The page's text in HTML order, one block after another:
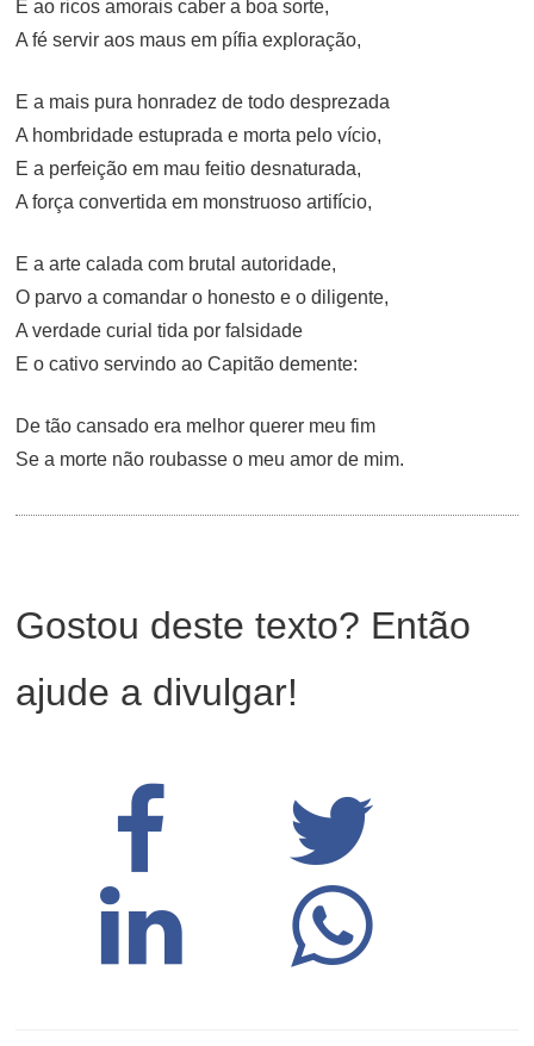
E ao ricos amorais caber a boa sorte,
A fé servir aos maus em pífia exploração,
E a mais pura honradez de todo desprezada
A hombridade estuprada e morta pelo vício,
E a perfeição em mau feitio desnaturada,
A força convertida em monstruoso artifício,
E a arte calada com brutal autoridade,
O parvo a comandar o honesto e o diligente,
A verdade curial tida por falsidade
E o cativo servindo ao Capitão demente:
De tão cansado era melhor querer meu fim
Se a morte não roubasse o meu amor de mim.
Gostou deste texto? Então
ajude a divulgar!